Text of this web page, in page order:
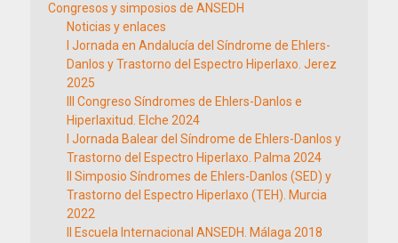
Congresos y simposios de ANSEDH
Noticias y enlaces
I Jornada en Andalucía del Síndrome de Ehlers-
Danlos y Trastorno del Espectro Hiperlaxo. Jerez
2025
III Congreso Síndromes de Ehlers-Danlos e
Hiperlaxitud. Elche 2024
I Jornada Balear del Síndrome de Ehlers-Danlos y
Trastorno del Espectro Hiperlaxo. Palma 2024
II Simposio Síndromes de Ehlers-Danlos (SED) y
Trastorno del Espectro Hiperlaxo (TEH). Murcia
2022
II Escuela Internacional ANSEDH. Málaga 2018